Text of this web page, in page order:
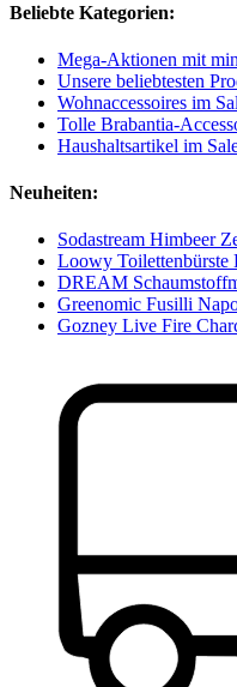
Beliebte Kategorien:
Mega-Aktionen mit
Unsere beliebtesten
Wohnaccessoires im
Tolle Brabantia-
Haushaltsartikel im
Neuheiten:
Sodastream Himbeer
Loowy Toilettenbürste
DREAM
Greenomic Fusilli
Gozney Live Fire